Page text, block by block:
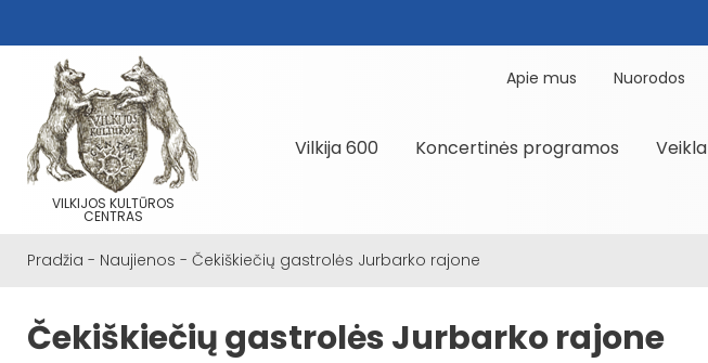
VILKIJOS KULTŪROS
CENTRAS
Apie mus Nuorodos
Vilkija 600 Koncertinės programos Veikla
Pradžia - Naujienos - Čekiškiečių gastrolės Jurbarko rajone
Čekiškiečių gastrolės Jurbarko rajone